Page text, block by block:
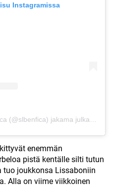
Instagramissa
Henkilön Sport Lisboa e Benfica (@slbenfica) jakama julkaisu
enemmän
pistä kentälle silti tutun
tuo joukkonsa Lissaboniin
Alla on viime viikkoinen